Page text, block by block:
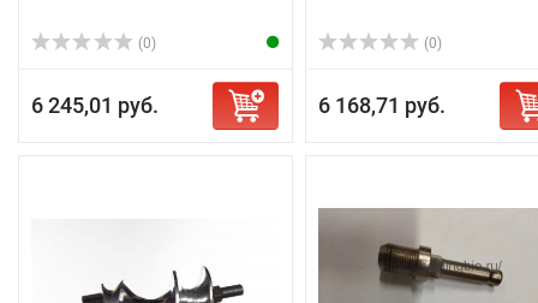
(0)
6 245,01 руб.
(0)
6 168,71 руб.